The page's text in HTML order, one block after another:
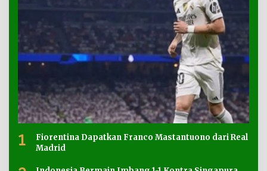
1
Fiorentina Dapatkan Franco Mastantuono dari Real
Madrid